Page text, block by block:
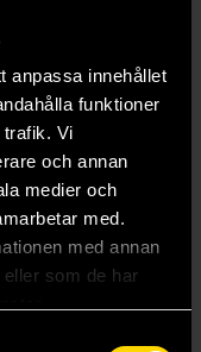
anpassa innehållet
funktioner
Vi
och annan
medier och
med.
med annan
som de har